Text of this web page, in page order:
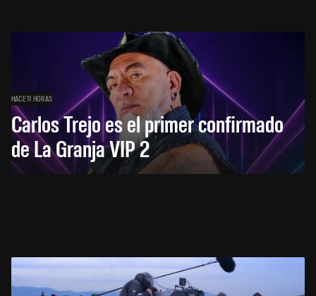
HACE 11 HORAS
Carlos Trejo es el primer confirmado
de La Granja VIP 2